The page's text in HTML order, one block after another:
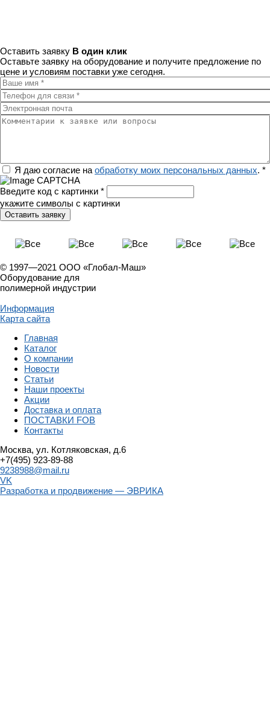
Оставить заявку В один клик
Оставьте заявку на оборудование и получите предложение по
цене и условиям поставки уже сегодня.
Ваше имя*
Телефон для связи
Электронная почта
Комментарии к заявке или вопросы
РегионЯ даю согласие на обработку моих персональных данных. *
Введите код с картинки *
укажите символы с картинки
© 1997—2021 ООО «Глобал-Маш»
Оборудование для
полимерной индустрии
Информация
Карта сайта
Главная
Каталог
О компании
Новости
Статьи
Наши проекты
Акции
Доставка и оплата
ПОСТАВКИ FOB
Контакты
Москва, ул. Котляковская, д.6
+7(495) 923-89-88
9238988@mail.ru
VK
Разработка и продвижение — ЭВРИКА